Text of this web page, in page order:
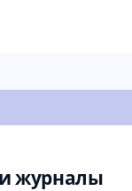
журналы